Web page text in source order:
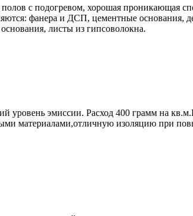
с подогревом, хорошая проникающая
фанера и ДСП, цементные основания,
листы из гипсоволокна.
уровень эмиссии. Расход 400 грамм на
материалами,отличную изоляцию при